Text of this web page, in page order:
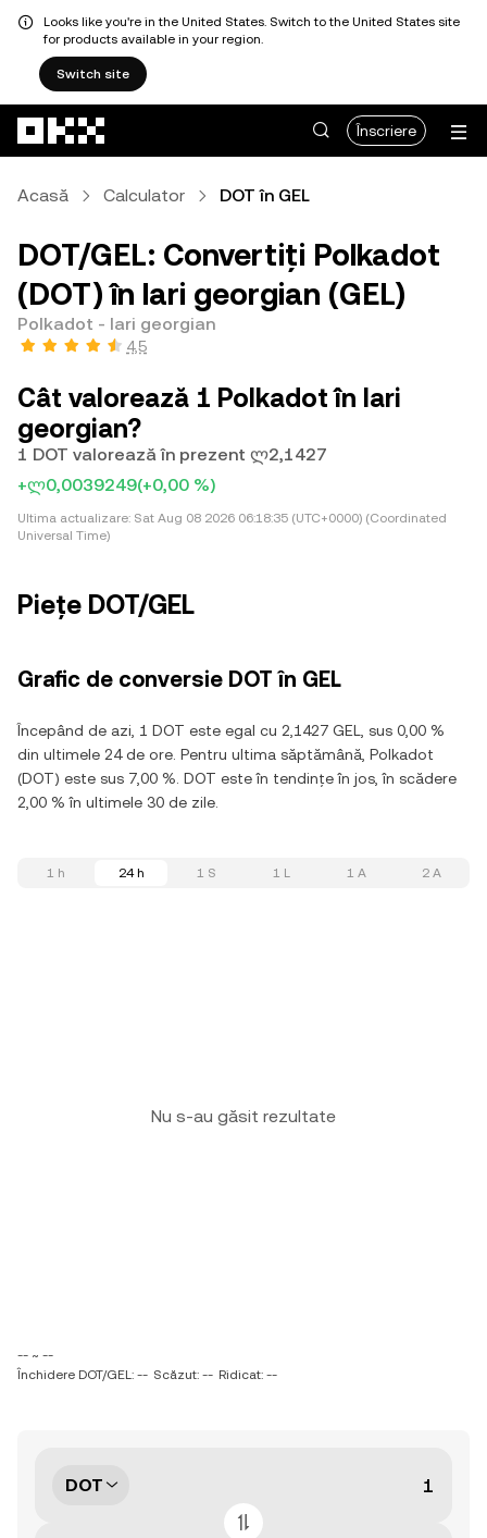
Looks like you're in the United States. Switch to the United States site
for products available in your region.
Switch site
Înscriere
Acasă Calculator DOT în GEL
DOT/GEL: Convertiți Polkadot
(DOT) în lari georgian (GEL)
Polkadot - lari georgian
4,5
Cât valorează 1 Polkadot în lari
georgian?
1 DOT valorează în prezent ლ2,1427
+ლ0,0039249(+0,00 %)
Ultima actualizare: Sat Aug 08 2026 06:18:35 (UTC+0000) (Coordinated
Universal Time)
Piețe DOT/GEL
Grafic de conversie DOT în GEL
Începând de azi, 1 DOT este egal cu 2,1427 GEL, sus 0,00 %
din ultimele 24 de ore. Pentru ultima săptămână, Polkadot
(DOT) este sus 7,00 %. DOT este în tendințe în jos, în scădere
2,00 % în ultimele 30 de zile.
1 h 24 h 1 S 1 L 1 A 2 A
Nu s-au găsit rezultate
-- ~ --
Închidere DOT/GEL: -- Scăzut: -- Ridicat: --
DOT